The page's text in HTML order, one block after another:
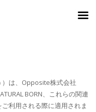
）は、Opposite株式会社
BORN、これらの関連
利用される際に適用されま